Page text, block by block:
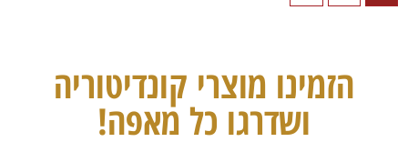
הזמינו מוצרי קונדיטוריה
ושדרגו כל מאפה!